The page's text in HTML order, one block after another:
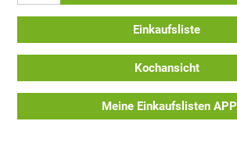
Einkaufsliste
Kochansicht
Meine Einkaufslisten APP